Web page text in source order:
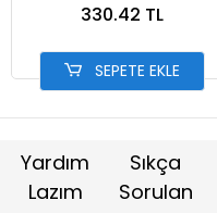
330.42 TL
SEPETE EKLE
Yardım
Lazım
Sıkça
Sorulan